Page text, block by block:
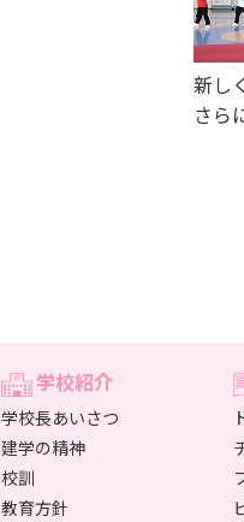
新し
さら
学校紹介
学校長あいさつ
建学の精神
校訓
教育方針